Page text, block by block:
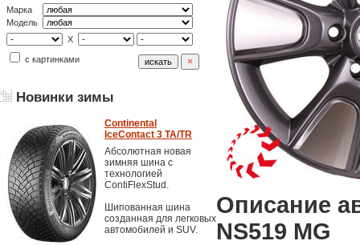
Марка
Модель
X
с картинками
Новинки зимы
Continental
IceContact 3 TA/TR
Абсолютная новая
зимняя шина с
технологией
ContiFlexStud.
Шипованная шина
созданная для легковых
автомобилей и SUV.
Описание
NS519 MG